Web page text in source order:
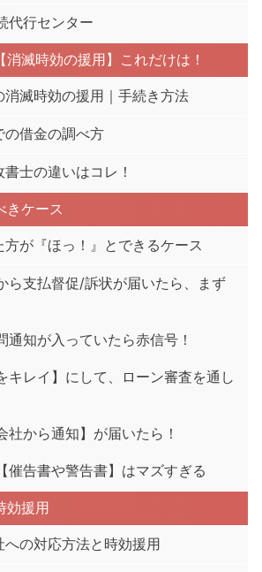
代行センター
滅時効の援用】これだけは！
消滅時効の援用｜手続き方法
の借金の調べ方
士の違いはコレ！
きケース
が『ほっ！』とできるケース
ら支払督促/訴状が届いたら、まず
通知が入っていたら赤信号！
キレイ】にして、ローン審査を通し
社から通知】が届いたら！
催告書や警告書】はマズすぎる
効援用
の対応方法と時効援用